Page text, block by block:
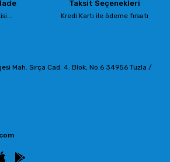
daha pahalı.
Taksit Seçenekleri
Kredi Kartı ile ödeme fırsatı
Mah. Sırça Cad. 4. Blok, No:6 34956 Tuzla /